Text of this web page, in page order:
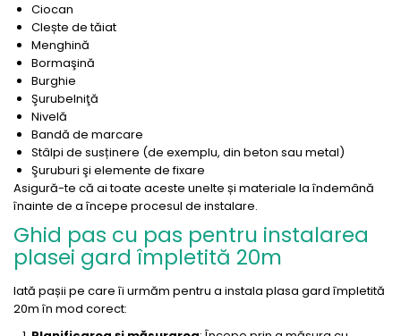
Ciocan
Clește de tăiat
Menghină
Bormaşină
Burghie
Şurubelniţă
Nivelă
Bandă de marcare
Stâlpi de susținere (de exemplu, din beton sau metal)
Şuruburi şi elemente de fixare
Asigură-te că ai toate aceste unelte și materiale la îndemână
înainte de a începe procesul de instalare.
Ghid pas cu pas pentru instalarea
plasei gard împletită 20m
Iată pașii pe care îi urmăm pentru a instala plasa gard împletită
20m în mod corect: